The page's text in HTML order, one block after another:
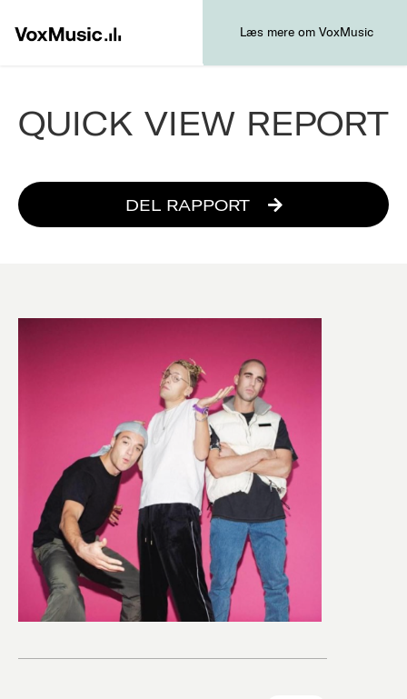
Læs mere om VoxMusic
QUICK VIEW REPORT
DEL RAPPORT